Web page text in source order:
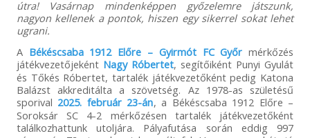
útra! Vasárnap mindenképpen győzelemre játszunk,
nagyon kellenek a pontok, hiszen egy sikerrel sokat lehet
ugrani.
A Békéscsaba 1912 Előre – Gyirmót FC Győr mérkőzés
játékvezetőjeként Nagy Róbertet, segítőiként Punyi Gyulát
és Tőkés Róbertet, tartalék játékvezetőként pedig Katona
Balázst akkreditálta a szövetség. Az 1978-as születésű
sporival 2025. február 23-án, a Békéscsaba 1912 Előre –
Soroksár SC 4-2 mérkőzésen tartalék játékvezetőként
találkozhattunk utoljára. Pályafutása során eddig 997